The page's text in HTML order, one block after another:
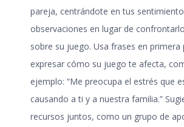
pareja, centrándote en tus
observaciones en lugar de
sobre su juego. Usa frases en primera
expresar cómo su juego te afecta,
ejemplo: “Me preocupa el estrés que
causando a ti y a nuestra familia.”
recursos juntos, como un grupo de